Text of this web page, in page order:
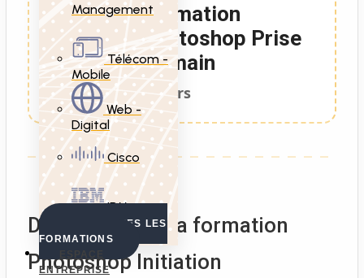
Management
Télécom -
Mobile
Web -
Digital
Cisco
IBM
VOIR TOUTES LES
FORMATIONS
ENTREPRISE
Formation
Photoshop Prise
en main
3 Jours
Description de la formation
Photoshop Initiation